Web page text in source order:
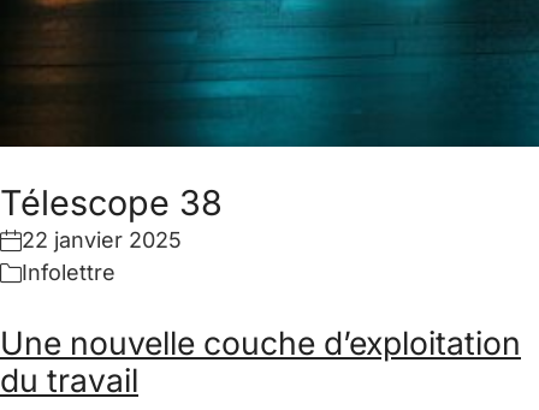
Télescope 38
22 janvier 2025
Infolettre
Une nouvelle couche d’exploitation
du travail